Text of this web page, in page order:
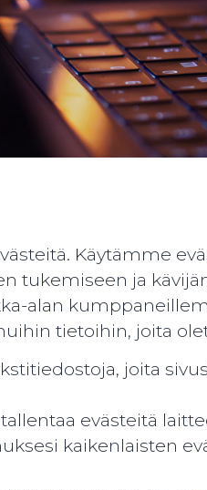
Käytämme
tukemiseen ja
alan
tietoihin, joita
joita
evästeitä
kaikenlaisten